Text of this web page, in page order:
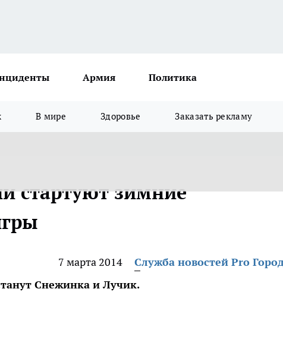
Армия Политика
В мире Здоровье Заказать рекламу
стартуют зимние
7 марта 2014
Служба новостей Pro
Снежинка и Лучик.